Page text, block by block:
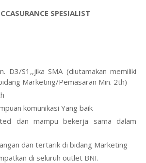
SPESIALIST
D3/S1,,jika SMA (diutamakan memiliki
Marketing/Pemasaran Min. 2th)
komunikasi Yang baik
dan mampu bekerja sama dalam
dan tertarik di bidang Marketing
di seluruh outlet BNI.